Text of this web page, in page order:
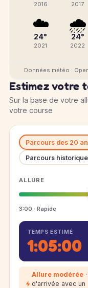
2016 2017
☁️
24°
2021
🌧️
24°
2022
Données météo :
Estimez votre
Sur la base de votre
votre course
Parcours des 20
Parcours
ALLURE
3:00 · Rapide
TEMPS ESTIMÉ
1:05:00
Allure modérée
d'arrivée avec un